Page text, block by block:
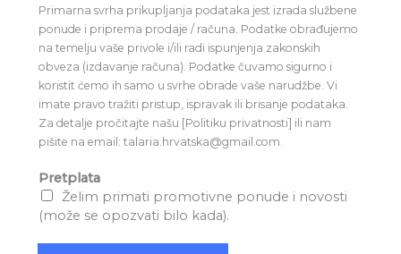
Primarna svrha prikupljanja podataka jest izrada službene
ponude i priprema prodaje / računa. Podatke obrađujemo
na temelju vaše privole i/ili radi ispunjenja zakonskih
obveza (izdavanje računa). Podatke čuvamo sigurno i
koristit ćemo ih samo u svrhe obrade vaše narudžbe. Vi
imate pravo tražiti pristup, ispravak ili brisanje podataka.
Za detalje pročitajte našu [Politiku privatnosti] ili nam
pišite na email: talaria.hrvatska@gmail.com.
Pretplata
Želim primati promotivne ponude i novosti
(može se opozvati bilo kada).